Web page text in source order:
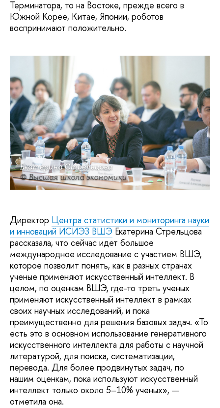
Терминатора, то на Востоке, прежде всего в
Южной Корее, Китае, Японии, роботов
воспринимают положительно.
Екатерина Стрельцова
© Высшая школа экономики
Директор Центра статистики и мониторинга науки
и инноваций ИСИЭЗ ВШЭ Екатерина Стрельцова
рассказала, что сейчас идет большое
международное исследование с участием ВШЭ,
которое позволит понять, как в разных странах
ученые применяют искусственный интеллект. В
целом, по оценкам ВШЭ, где-то треть ученых
применяют искусственный интеллект в рамках
своих научных исследований, и пока
преимущественно для решения базовых задач. «То
есть это в основном использование генеративного
искусственного интеллекта для работы с научной
литературой, для поиска, систематизации,
перевода. Для более продвинутых задач, по
нашим оценкам, пока используют искусственный
интеллект только около 5–10% ученых», —
отметила она.